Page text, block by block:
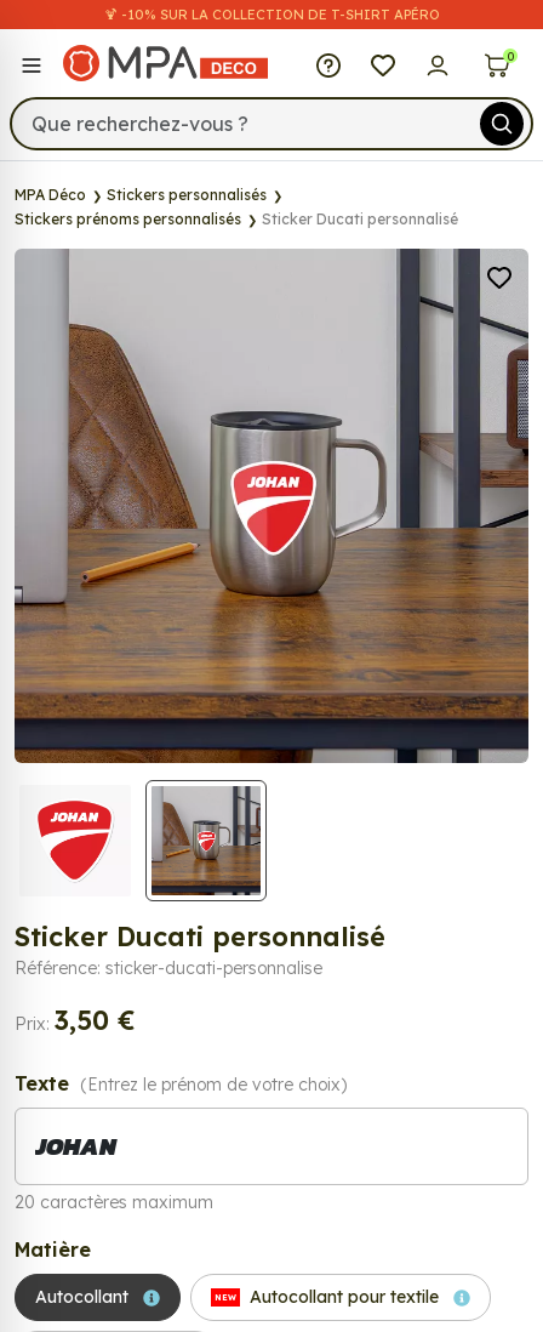
🍹 -10% SUR LA COLLECTION DE T-SHIRT APÉRO
MPA Déco 0
MPA Déco
Stickers personnalisés
Stickers prénoms personnalisés
Sticker Ducati personnalisé
Sticker Ducati personnalisé
Référence: sticker-ducati-personnalise
Prix: 3,50 €
Texte (Entrez le prénom de votre choix)
20 caractères maximum
Matière
Autocollant NEW Autocollant pour textile